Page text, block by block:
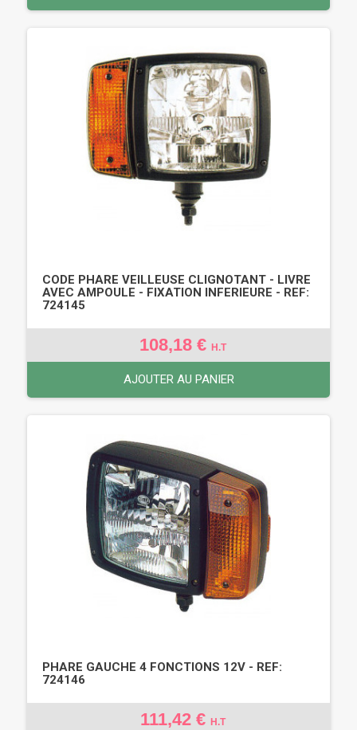
CODE PHARE VEILLEUSE CLIGNOTANT - LIVRE
AVEC AMPOULE - FIXATION INFERIEURE - REF:
724145
108,18 € H.T
AJOUTER AU PANIER
PHARE GAUCHE 4 FONCTIONS 12V - REF:
724146
111,42 € H.T